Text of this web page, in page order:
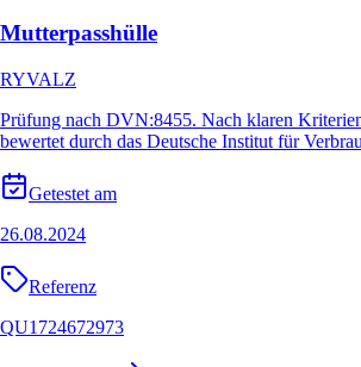
Mutterpasshülle
RYVALZ
Prüfung nach DVN:8455. Nach klaren
bewertet durch das Deutsche Institut für
Getestet am
26.08.2024
Referenz
QU1724672973